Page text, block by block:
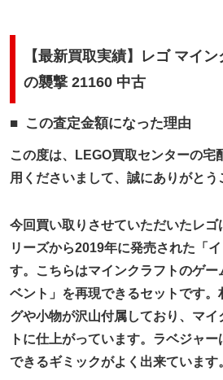
【最新買取実績】レゴ マイ
の襲撃 21160 中古
この査定金額になった理由
この度は、LEGO買取センターの宅
用くださいまして、誠にありがとう
今回買い取りさせていただいたレ
リーズから2019年に発売された「
す。こちらはマインクラフトのゲー
ベント」を再現できるセットです。
グや小物が沢山付属しており、マイ
トに仕上がっています。ラベジャ
できるギミックがよく出来ています